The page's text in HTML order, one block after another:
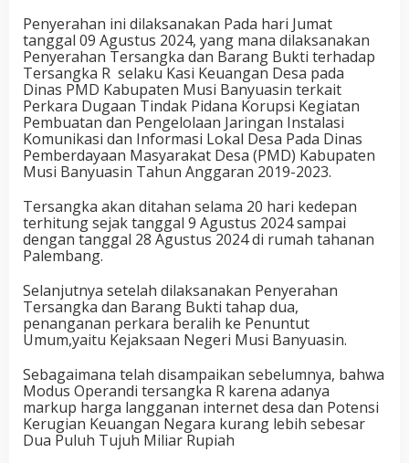
Penyerahan ini dilaksanakan Pada hari Jumat
tanggal 09 Agustus 2024, yang mana dilaksanakan
Penyerahan Tersangka dan Barang Bukti terhadap
Tersangka R selaku Kasi Keuangan Desa pada
Dinas PMD Kabupaten Musi Banyuasin terkait
Perkara Dugaan Tindak Pidana Korupsi Kegiatan
Pembuatan dan Pengelolaan Jaringan Instalasi
Komunikasi dan Informasi Lokal Desa Pada Dinas
Pemberdayaan Masyarakat Desa (PMD) Kabupaten
Musi Banyuasin Tahun Anggaran 2019-2023.
Tersangka akan ditahan selama 20 hari kedepan
terhitung sejak tanggal 9 Agustus 2024 sampai
dengan tanggal 28 Agustus 2024 di rumah tahanan
Palembang.
Selanjutnya setelah dilaksanakan Penyerahan
Tersangka dan Barang Bukti tahap dua,
penanganan perkara beralih ke Penuntut
Umum,yaitu Kejaksaan Negeri Musi Banyuasin.
Sebagaimana telah disampaikan sebelumnya, bahwa
Modus Operandi tersangka R karena adanya
markup harga langganan internet desa dan Potensi
Kerugian Keuangan Negara kurang lebih sebesar
Dua Puluh Tujuh Miliar Rupiah